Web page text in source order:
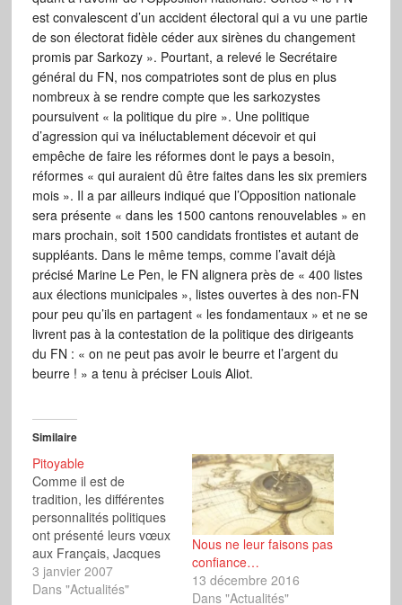
est convalescent d’un accident électoral qui a vu une partie
de son électorat fidèle céder aux sirènes du changement
promis par Sarkozy ». Pourtant, a relevé le Secrétaire
général du FN, nos compatriotes sont de plus en plus
nombreux à se rendre compte que les sarkozystes
poursuivent « la politique du pire ». Une politique
d’agression qui va inéluctablement décevoir et qui
empêche de faire les réformes dont le pays a besoin,
réformes « qui auraient dû être faites dans les six premiers
mois ». Il a par ailleurs indiqué que l’Opposition nationale
sera présente « dans les 1500 cantons renouvelables » en
mars prochain, soit 1500 candidats frontistes et autant de
suppléants. Dans le même temps, comme l’avait déjà
précisé Marine Le Pen, le FN alignera près de « 400 listes
aux élections municipales », listes ouvertes à des non-FN
pour peu qu’ils en partagent « les fondamentaux » et ne se
livrent pas à la contestation de la politique des dirigeants
du FN : « on ne peut pas avoir le beurre et l’argent du
beurre ! » a tenu à préciser Louis Aliot.
Similaire
Pitoyable
Comme il est de
tradition, les différentes
personnalités politiques
ont présenté leurs vœux
aux Français, Jacques
Chirac s’étant de
nouveau signalé par un
3 janvier 2007
Dans "Actualités"
Nous ne leur faisons pas
confiance…
13 décembre 2016
Dans "Actualités"